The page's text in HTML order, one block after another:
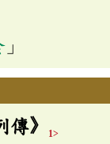
」
》 1>